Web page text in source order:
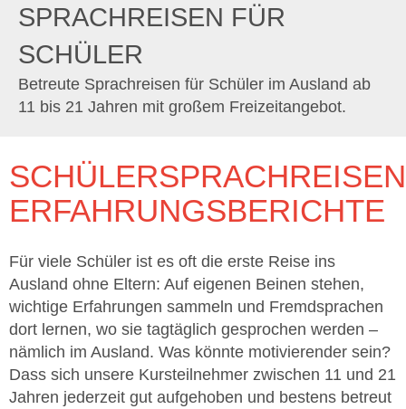
SPRACHREISEN FÜR
SCHÜLER
Betreute Sprachreisen für Schüler im Ausland ab
11 bis 21 Jahren mit großem Freizeitangebot.
SCHÜLERSPRACHREISEN
ERFAHRUNGSBERICHTE
Für viele Schüler ist es oft die erste Reise ins
Ausland ohne Eltern: Auf eigenen Beinen stehen,
wichtige Erfahrungen sammeln und Fremdsprachen
dort lernen, wo sie tagtäglich gesprochen werden –
nämlich im Ausland. Was könnte motivierender sein?
Dass sich unsere Kursteilnehmer zwischen 11 und 21
Jahren jederzeit gut aufgehoben und bestens betreut